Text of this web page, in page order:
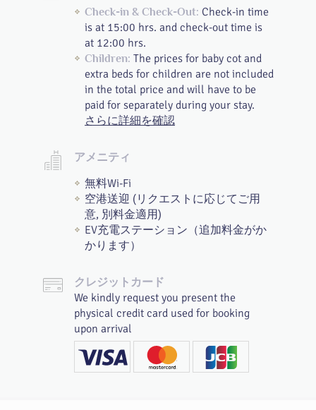
Check-in & Check-Out: Check-in time
is at 15:00 hrs. and check-out time is
at 12:00 hrs.
Children: The prices for baby cot and
extra beds for children are not included
in the total price and will have to be
paid for separately during your stay.
さらに詳細を確認
アメニティ
無料Wi-Fi
空港送迎 (リクエストに応じてご用
意, 別料金適用)
EV充電ステーション（追加料金がか
かります）
クレジットカード
We kindly request you present the
physical credit card used for booking
upon arrival